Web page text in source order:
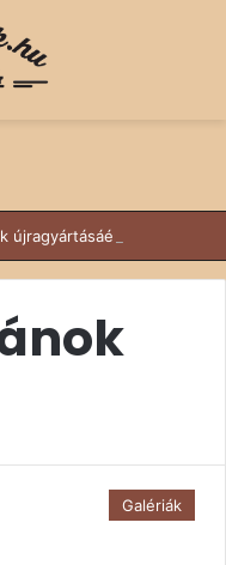
újragyártásáért
Galériák